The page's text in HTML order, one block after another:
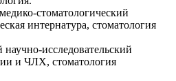
стоматологический
интернатура, стоматология
исследовательский
и ЧЛХ, стоматология